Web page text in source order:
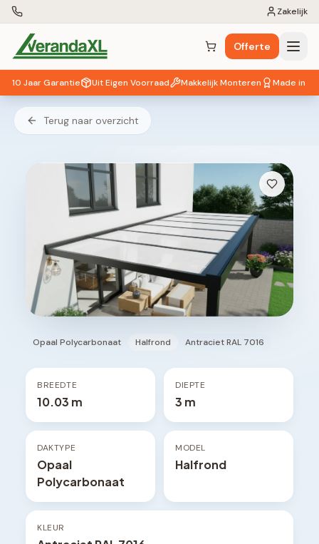
Zakelijk
Winkelwagen ( 0 items)
Offerte
10 Jaar Garantie Uit Eigen Voorraad Makkelijk Monteren Made in EU
Terug naar overzicht
Opaal Polycarbonaat Halfrond Antraciet RAL 7016
BREEDTE
10.03 m
DIEPTE
3 m
DAKTYPE
Opaal
Polycarbonaat
MODEL
Halfrond
KLEUR